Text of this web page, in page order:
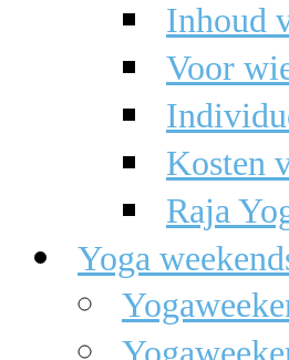
Inhoud
Voor
Kosten
Raja
Yoga